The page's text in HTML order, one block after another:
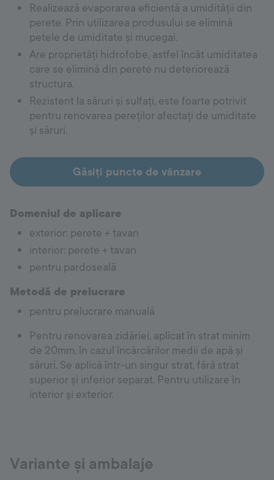
Realizează evaporarea eficientă a umidității din
perete. Prin utilizarea produsului se elimină
petele de umiditate și mucegai.
Are proprietăți hidrofobe, astfel încât umiditatea
care se elimină din perete nu deteriorează
structura.
Rezistent la săruri și sulfați, este foarte potrivit
pentru renovarea pereților afectați de umiditate
și săruri.
Găsiți puncte de vânzare
Domeniul de aplicare
exterior: perete + tavan
interior: perete + tavan
pentru pardoseală
Metodă de prelucrare
pentru prelucrare manuală
Pentru renovarea zidăriei, aplicat în strat minim
de 20mm, în cazul încărcărilor medii de apă și
săruri. Se aplică într-un singur strat, fără strat
superior și inferior separat. Pentru utilizare în
interior și exterior.
Variante și ambalaje